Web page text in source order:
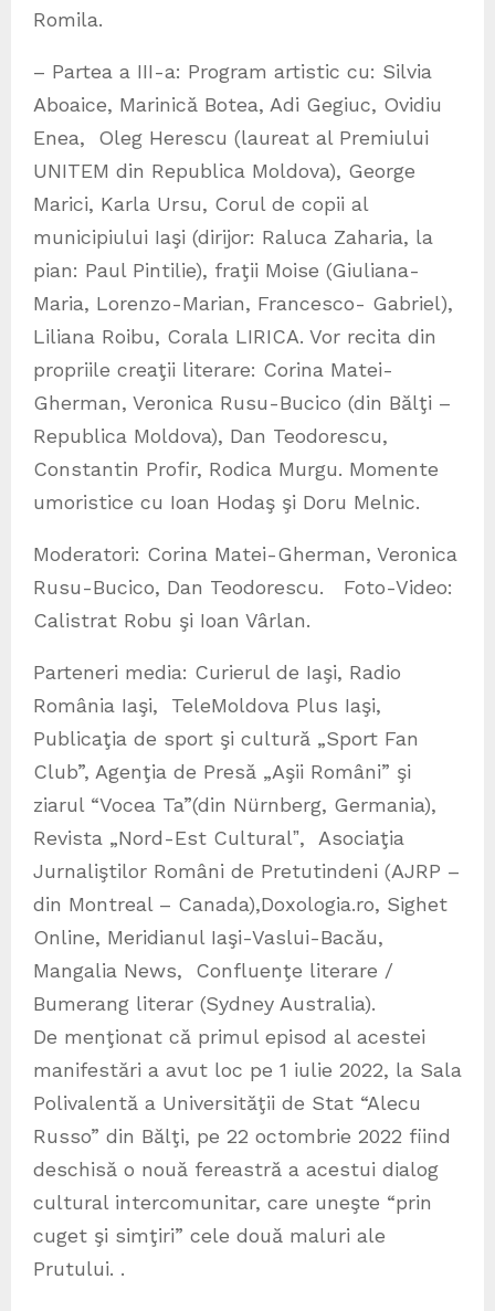
Romila.
– Partea a III-a: Program artistic cu: Silvia
Aboaice, Marinică Botea, Adi Gegiuc, Ovidiu
Enea, Oleg Herescu (laureat al Premiului
UNITEM din Republica Moldova), George
Marici, Karla Ursu, Corul de copii al
municipiului Iaşi (dirijor: Raluca Zaharia, la
pian: Paul Pintilie), fraţii Moise (Giuliana-
Maria, Lorenzo-Marian, Francesco- Gabriel),
Liliana Roibu, Corala LIRICA. Vor recita din
propriile creaţii literare: Corina Matei-
Gherman, Veronica Rusu-Bucico (din Bălţi –
Republica Moldova), Dan Teodorescu,
Constantin Profir, Rodica Murgu. Momente
umoristice cu Ioan Hodaş şi Doru Melnic.
Moderatori: Corina Matei-Gherman, Veronica
Rusu-Bucico, Dan Teodorescu. Foto-Video:
Calistrat Robu şi Ioan Vârlan.
Parteneri media: Curierul de Iaşi, Radio
România Iaşi, TeleMoldova Plus Iaşi,
Publicaţia de sport şi cultură „Sport Fan
Club”, Agenţia de Presă „Aşii Români” şi
ziarul “Vocea Ta”(din Nürnberg, Germania),
Revista „Nord-Est Culturalˮ, Asociaţia
Jurnaliştilor Români de Pretutindeni (AJRP –
din Montreal – Canada),Doxologia.ro, Sighet
Online, Meridianul Iaşi-Vaslui-Bacău,
Mangalia News, Confluenţe literare /
Bumerang literar (Sydney Australia).
De menţionat că primul episod al acestei
manifestări a avut loc pe 1 iulie 2022, la Sala
Polivalentă a Universităţii de Stat “Alecu
Russo” din Bălţi, pe 22 octombrie 2022 fiind
deschisă o nouă fereastră a acestui dialog
cultural intercomunitar, care uneşte “prin
cuget şi simţiri” cele două maluri ale
Prutului. .